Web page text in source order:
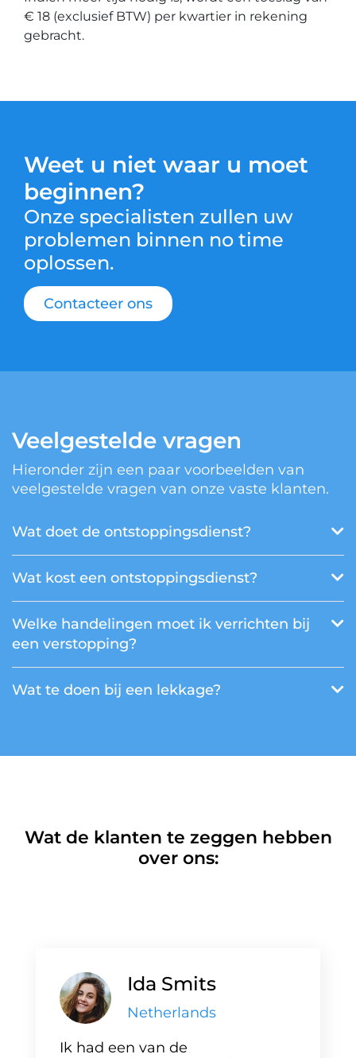
€ 18 (exclusief BTW) per kwartier in rekening
gebracht.
Weet u niet waar u moet
beginnen?
Onze specialisten zullen uw
problemen binnen no time
oplossen.
Contacteer ons
Veelgestelde vragen
Hieronder zijn een paar voorbeelden van
veelgestelde vragen van onze vaste klanten.
Wat doet de ontstoppingsdienst?
Wat kost een ontstoppingsdienst?
Welke handelingen moet ik verrichten bij
een verstopping?
Wat te doen bij een lekkage?
Wat de klanten te zeggen hebben
over ons:
Ida Smits
Netherlands
Ik had een van de